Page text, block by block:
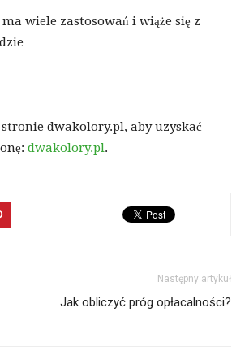
wiele zastosowań i wiąże się z
dwakolory.pl, aby uzyskać
dwakolory.pl.
Następny artykuł
Jak obliczyć próg opłacalności?